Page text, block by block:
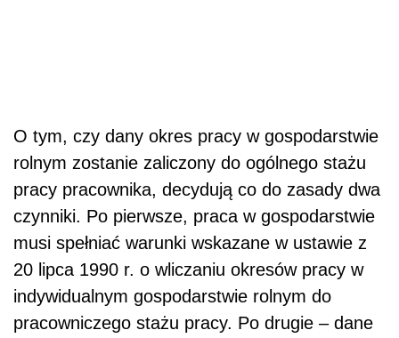
O tym, czy dany okres pracy w gospodarstwie
rolnym zostanie zaliczony do ogólnego stażu
pracy pracownika, decydują co do zasady dwa
czynniki. Po pierwsze, praca w gospodarstwie
musi spełniać warunki wskazane w ustawie z
20 lipca 1990 r. o wliczaniu okresów pracy w
indywidualnym gospodarstwie rolnym do
pracowniczego stażu pracy. Po drugie – dane